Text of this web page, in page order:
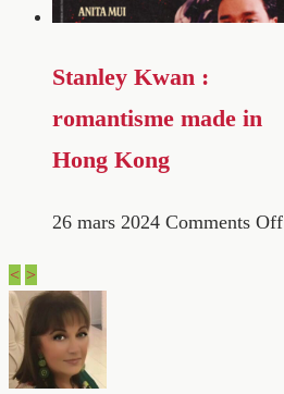
Stanley Kwan :
romantisme made in
Hong Kong
26 mars 2024 Comments Off
< >